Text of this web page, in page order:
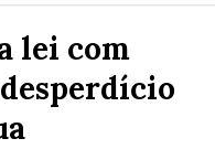
lei com